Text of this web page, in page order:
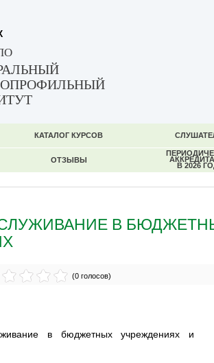
КАТАЛОГ КУРСОВ
ОТЗЫВЫ
В 2026
В
(0 голосов)
в бюджетных учреждениях и